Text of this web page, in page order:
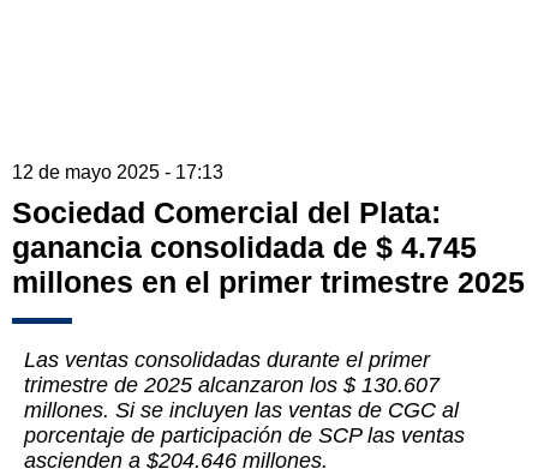
12 de mayo 2025 - 17:13
Sociedad Comercial del Plata:
ganancia consolidada de $ 4.745
millones en el primer trimestre 2025
Las ventas consolidadas durante el primer
trimestre de 2025 alcanzaron los $ 130.607
millones. Si se incluyen las ventas de CGC al
porcentaje de participación de SCP las ventas
ascienden a $204.646 millones.